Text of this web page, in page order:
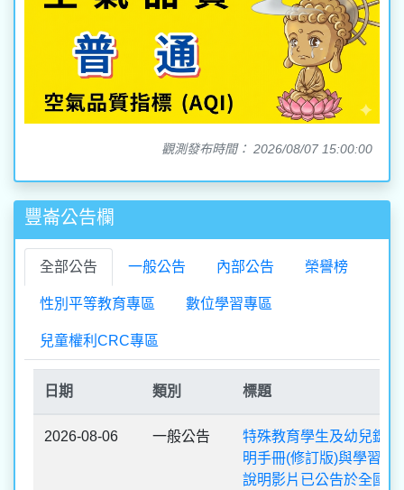
觀測發布時間： 2026/08/07 15:00:00
豐崙公告欄
全部公告 一般公告 內部公告 榮譽榜
性別平等教育專區 數位學習專區
兒童權利CRC專區
日期 類別 標題
2026-08-06 一般公告
特殊教育學生及幼兒鑑
明手冊(修訂版)與學習障
說明影片已公告於全國